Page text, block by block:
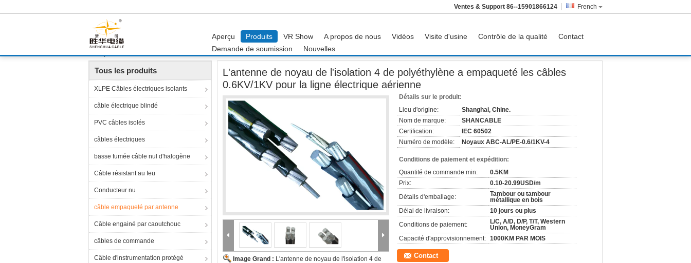
French
Ventes & Support 86--15901866124
Aperçu Produits VR Show A propos de nous Vidéos Visite d'usine Contrôle de la qualité
Contact
Demande de soumission
Nouvelles
Aperçu Produits câble empaqueté par antenne L'antenne de noyau de l'isolation 4 de polyéthylène a empaqueté les câbles 0.6KV/1KV pour la ligne électrique aérienne
Tous les produits
XLPE Câbles électriques isolants
câble électrique blindé
PVC câbles isolés
câbles électriques
basse fumée câble nul d'halogène
Câble résistant au feu
Conducteur nu
câble empaqueté par antenne
Câble engainé par caoutchouc
câbles de commande
Câble d'instrumentation protégé
L'antenne de noyau de l'isolation 4 de polyéthylène a empaqueté les câbles
0.6KV/1KV pour la ligne électrique aérienne
Image Grand : L'antenne de noyau de l'isolation 4 de
Détails sur le produit:
Lieu d'origine:
Shanghai, Chine.
Nom de marque:
SHANCABLE
Certification:
IEC 60502
Numéro de modèle:
Noyaux ABC-AL/PE-0.6/1KV-4
Conditions de paiement et expédition:
Quantité de commande min:
0.5KM
Prix:
0.10-20.99USD/m
Détails d'emballage:
Tambour ou tambour
métallique en bois
Délai de livraison:
10 jours ou plus
Conditions de paiement:
L/C, A/D, D/P, T/T, Western
Union, MoneyGram
Capacité d'approvisionnement: 1000KM PAR MOIS
Contact